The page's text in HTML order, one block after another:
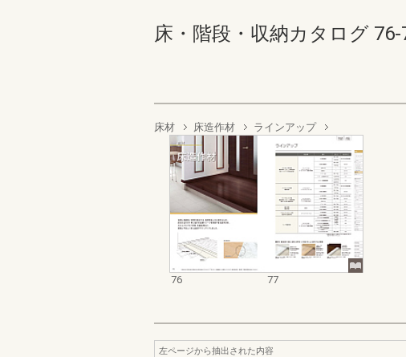
床・階段・収納カタログ 76-
床材 床造作材 ラインアップ
76 77
左ページから抽出された内容